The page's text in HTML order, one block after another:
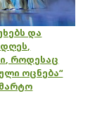
და
როდესაც
ოცნება“